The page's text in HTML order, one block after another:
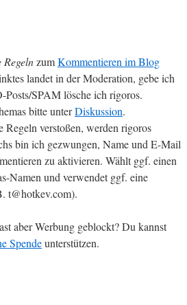
RegelnzumKommentieren im Blog
landet in der Moderation, gebe ich
Posts/SPAM lösche ich rigoros.
bitte unterDiskussion.
Regeln verstoßen, werden rigoros
bin ich gezwungen, Name und E-Mail
zu aktivieren. Wählt ggf. einen
Namen und verwendet ggf. eine
t@hotkev.com).
aber Werbung geblockt? Du kannst
Spendeunterstützen.